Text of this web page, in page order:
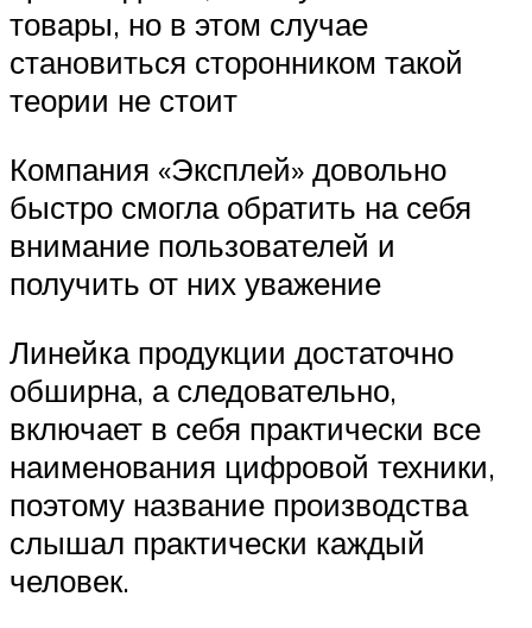
товары, но в этом случае
становиться сторонником такой
теории не стоит
Компания «Эксплей» довольно
быстро смогла обратить на себя
внимание пользователей и
получить от них уважение
Линейка продукции достаточно
обширна, а следовательно,
включает в себя практически все
наименования цифровой техники,
поэтому название производства
слышал практически каждый
человек.